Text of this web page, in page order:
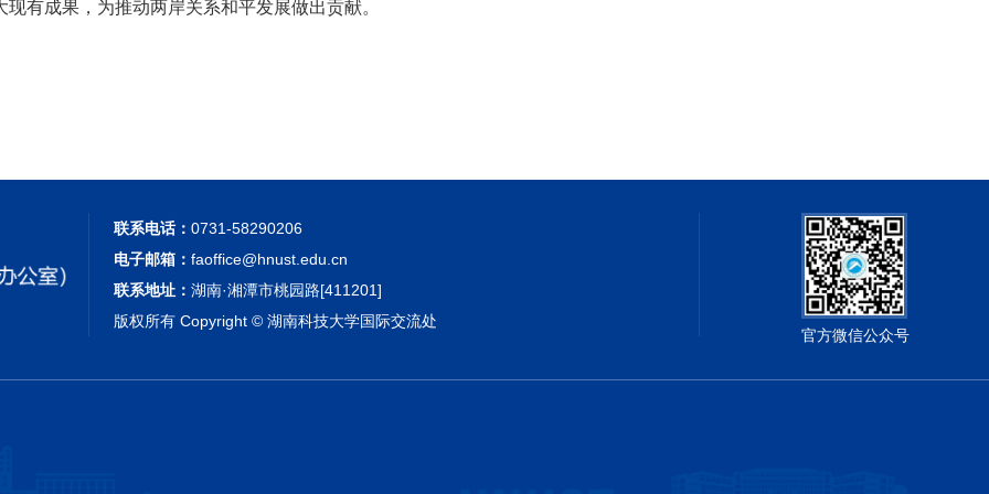
现有成果，为推动两岸关系和平发展做出贡献。
联系电话：0731-58290206
电子邮箱：faoffice@hnust.edu.cn
联系地址：湖南·湘潭市桃园路[411201]
版权所有 Copyright © 湖南科技大学国际交流处
官方微信公众号